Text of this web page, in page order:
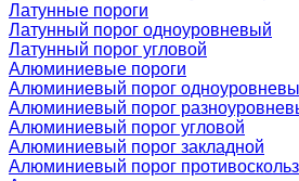
Латунные пороги
Латунный порог одноуровневый
Латунный порог угловой
Алюминиевые пороги
Алюминиевый порог
Алюминиевый порог
Алюминиевый порог угловой
Алюминиевый порог закладной
Алюминиевый порог